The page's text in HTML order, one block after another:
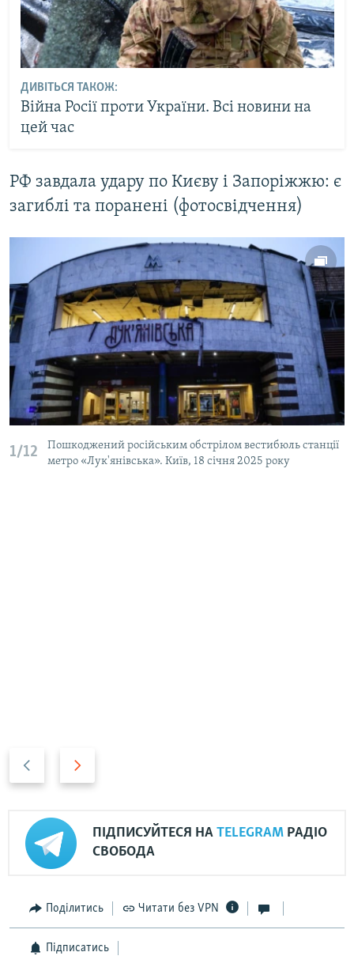
ДИВІТЬСЯ ТАКОЖ:
Війна Росії проти України. Всі новини на
цей час
РФ завдала удару по Києву і Запоріжжю: є
загиблі та поранені (фотосвідчення)
1/12
Пошкоджений російським обстрілом вестибюль станції
метро «Лук'янівська». Київ, 18 січня 2025 року
р
е
д
ПІДПИСУЙТЕСЯ НА TELEGRAM РАДІО
СВОБОДА
Поділитись Читати без VPN
Підписатись